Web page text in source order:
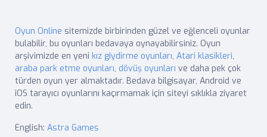
Oyun Online sitemizde birbirinden güzel ve eğlenceli oyunlar
bulabilir, bu oyunları bedavaya oynayabilirsiniz. Oyun
arşivimizde en yeni kız giydirme oyunları, Atari klasikleri,
araba park etme oyunları, dövüş oyunları ve daha pek çok
türden oyun yer almaktadır. Bedava bilgisayar, Android ve
iOS tarayıcı oyunlarını kaçırmamak için siteyi sıklıkla ziyaret
edin.
English: Astra Games